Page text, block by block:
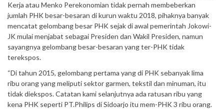
Kerja atau Menko Perekonomian tidak pernah membeberkan
jumlah PHK besar-besaran di kurun waktu 2018, pihaknya banyak
mencatat gelombang besar PHK sejak di awal pemerintah Jokowi-
JK mulai menjabat sebagai Presiden dan Wakil Presiden, namun
sayangnya gelombang besar-besaran yang ter-PHK tidak
terekspos.
“Di tahun 2015, gelombang pertama yang di PHK sebanyak lima
ribu orang yang meliputi sektor garmen, tekstil dan minuman, itu
tidak diekspos. Catatan kami selanjutnya ada ratusan ribu yang
kena PHK seperti PT.Philips di Sidoarjo itu mem-PHK 3 ribu orang.